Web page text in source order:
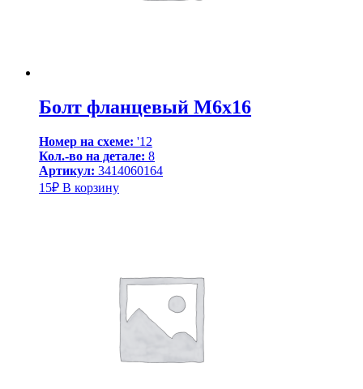
Болт фланцевый М6х16
Номер на схеме: '12
Кол.-во на детале: 8
Артикул: 3414060164
15₽ В корзину